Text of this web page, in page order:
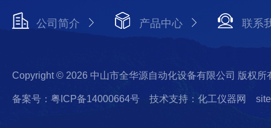
公司简介 产品中心 联系
Copyright © 2026 中山市全华源自动化设备有限公司 版权所
备案号：粤ICP备14000664号 技术支持：化工仪器网